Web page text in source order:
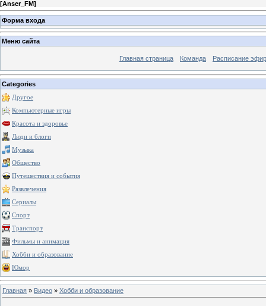
[Anser_FM]
Форма входа
Меню сайта
Главная страница Команда Расписание
Categories
Другое
Компьютерные игры
Красота и здоровье
Люди и блоги
Музыка
Общество
Путешествия и события
Развлечения
Сериалы
Спорт
Транспорт
Фильмы и анимация
Хобби и образование
Юмор
Главная » Видео » Хобби и образование